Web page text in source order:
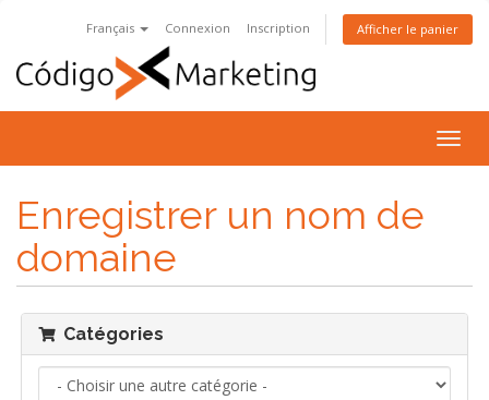
Français Connexion Inscription Afficher le panier
la
Enregistrer un nom de
domaine
Catégories